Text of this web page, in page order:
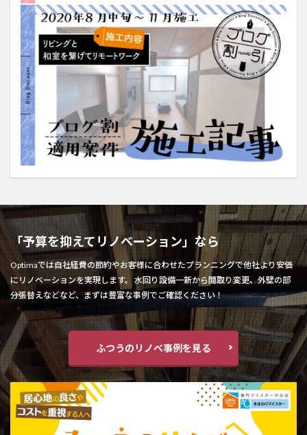
「予算を抑えてリノベーション」なら
Optimaでは自社経費の節約やお客様に合わせたプランニングで他社より安価
にリノベーションを実現します。 水回り設備一新から間取り変更、外壁の部
分張替えなどなど、まずは豊富な事例でご確認ください！
ふつうのリノベ事例を見る